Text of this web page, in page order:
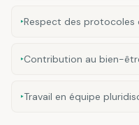
‣Respect des protocoles
‣Contribution au bien-
‣Travail en équipe